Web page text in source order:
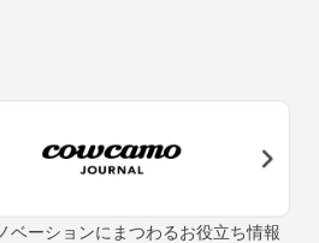
ベーションにまつわるお役立ち情報